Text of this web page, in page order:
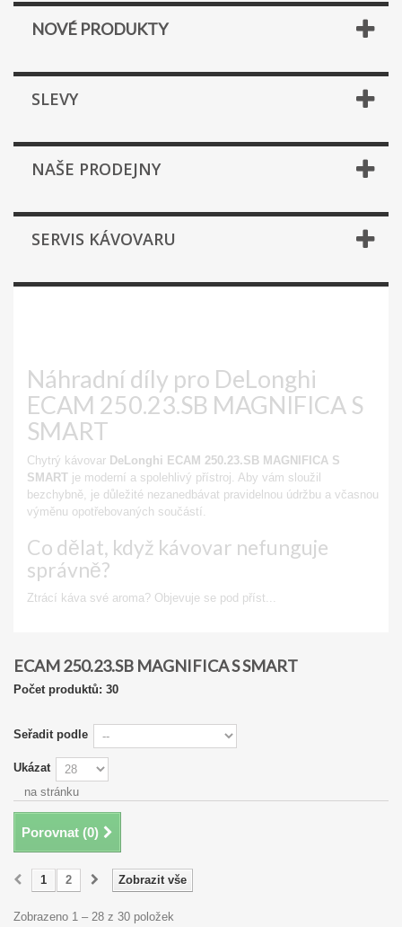
NOVÉ PRODUKTY
SLEVY
NAŠE PRODEJNY
SERVIS KÁVOVARU
Náhradní díly pro DeLonghi
ECAM 250.23.SB MAGNIFICA S
SMART
Chytrý kávovar DeLonghi ECAM 250.23.SB MAGNIFICA S
SMART je moderní a spolehlivý přístroj. Aby vám sloužil
bezchybně, je důležité nezanedbávat pravidelnou údržbu a včasnou
výměnu opotřebovaných součástí.
Co dělat, když kávovar nefunguje
správně?
Ztrácí káva své aroma? Objevuje se pod příst...
ECAM 250.23.SB MAGNIFICA S SMART
Počet produktů: 30
Seřadit podle
Ukázat
na stránku
Porovnat (0)
Zobrazit vše
1 2
Zobrazeno 1 – 28 z 30 položek